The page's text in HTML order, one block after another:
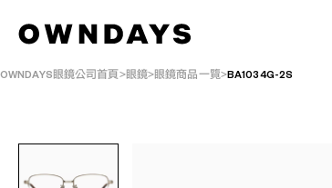
OWNDAYS眼鏡公司首頁 眼鏡 眼鏡商品一覽 BA1034G-2S